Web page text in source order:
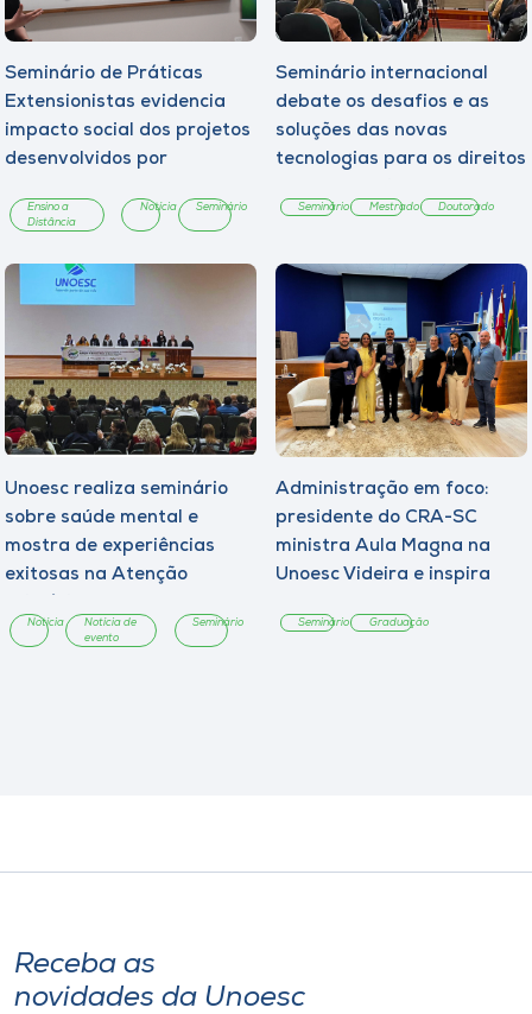
Seminário de Práticas
Extensionistas evidencia
impacto social dos projetos
desenvolvidos por
line
Ensino a
Distância
Notícia Seminário
Seminário internacional
debate os desafios e as
soluções das novas
tecnologias para os direitos
Seminário Mestrado Doutorado
Unoesc realiza seminário
sobre saúde mental e
mostra de experiências
exitosas na Atenção
Notícia
Notícia de
evento
Seminário
Administração em foco:
presidente do CRA-SC
ministra Aula Magna na
Unoesc Videira e inspira
protagonismo profissional
Seminário Graduação
Receba as
novidades da Unoesc